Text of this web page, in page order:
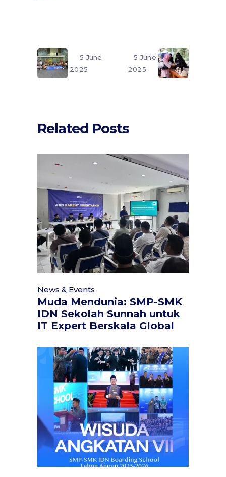
5 June
2025
5 June
2025
Related Posts
News & Events
Muda Mendunia: SMP-SMK
IDN Sekolah Sunnah untuk
IT Expert Berskala Global